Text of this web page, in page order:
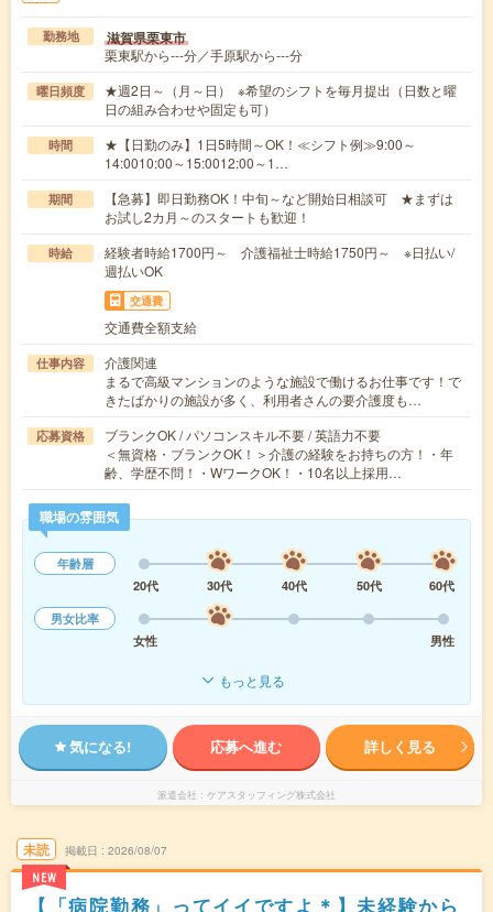
勤務地 滋賀県栗東市
栗東駅から---分／手原駅から---分
曜日頻度
★週2日～（月～日） ※希望のシフトを毎月提出（日数と曜
日の組み合わせや固定も可）
時間
★【日勤のみ】1日5時間～OK！≪シフト例≫9:00～
14:0010:00～15:0012:00～1…
期間
【急募】即日勤務OK！中旬～など開始日相談可 ★まずは
お試し2カ月～のスタートも歓迎！
時給
経験者時給1700円～ 介護福祉士時給1750円～ ※日払い/
週払いOK
交通費
交通費全額支給
仕事内容
介護関連
まるで高級マンションのような施設で働けるお仕事です！で
きたばかりの施設が多く、利用者さんの要介護度も…
応募資格
ブランクOK / パソコンスキル不要 / 英語力不要
＜無資格・ブランクOK！＞介護の経験をお持ちの方！・年
齢、学歴不問！・WワークOK！・10名以上採用…
職場の雰囲気
年齢層
20代
30代 40代 50代
60代
男女比率
女性
男性
もっと見る
気になる! 応募へ進む 詳しく見る
派遣会社 ケアスタッフィング株式会社
未読
NEW
掲載日 2026/08/07
【「病院勤務」ってイイですよ＊】未経験から